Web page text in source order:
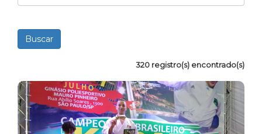
320 registro(s) encontrado(s)